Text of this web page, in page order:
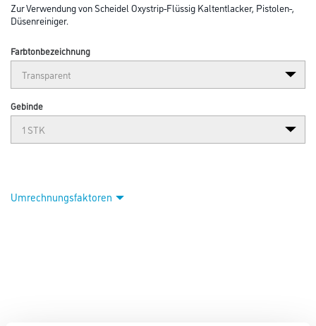
Zur Verwendung von Scheidel Oxystrip-Flüssig Kaltentlacker, Pistolen-,
Düsenreiniger.
Farbtonbezeichnung
Gebinde
Umrechnungsfaktoren